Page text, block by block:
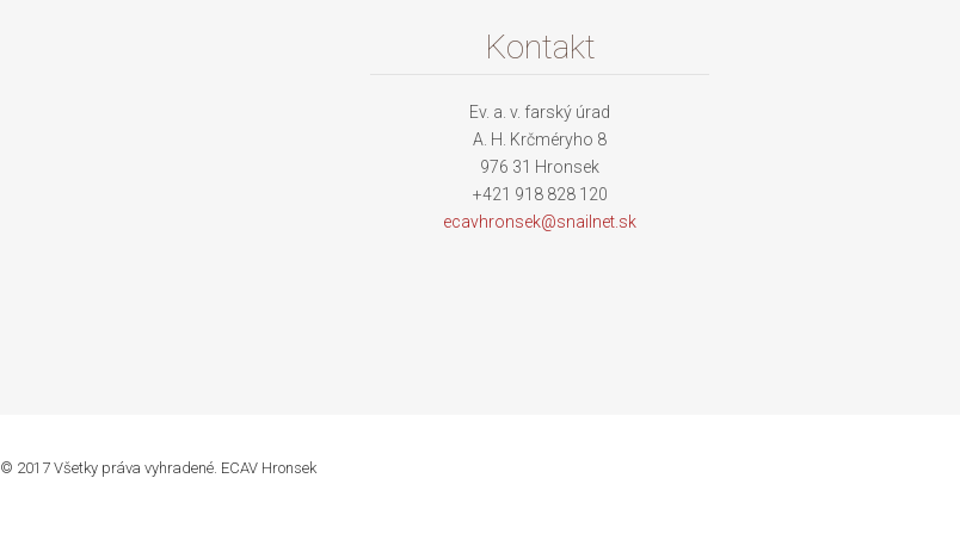
Kontakt
Ev. a. v. farský úrad
A. H. Krčméryho 8
976 31 Hronsek
+421 918 828 120
ecavhronsek@snai lnet.sk
© 2017 Všetky práva vyhradené. ECAV Hronsek